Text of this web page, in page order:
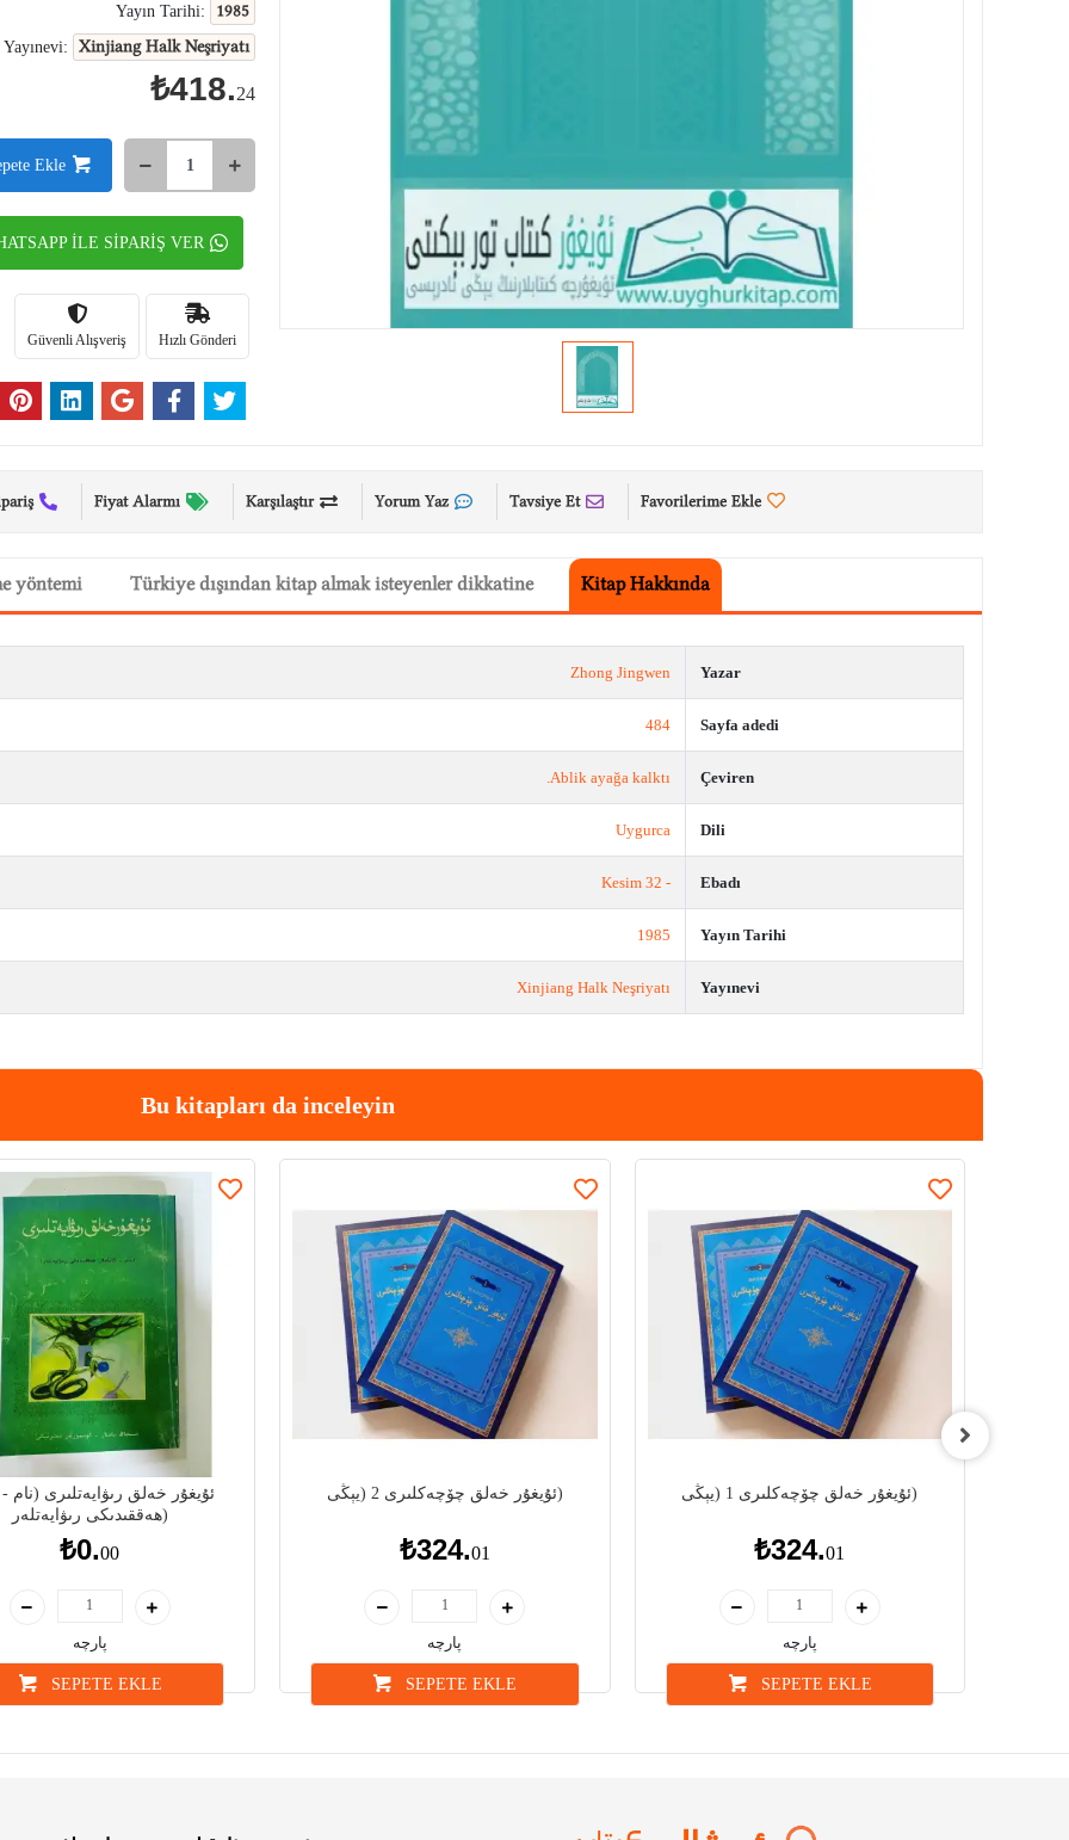
Yayın Tarihi: 1985
Yayınevi: Xinjiang Halk Neşriyatı
₺418.24
Ekle
İLE SİPARİŞ VER
Hızlı Gönderi
Güvenli Alışveriş
Favorilerime Ekle
Tavsiye Et
Yorum Yaz
Karşılaştır
Fiyat Alarmı
Kitap Hakkında
Türkiye dışından kitap almak isteyenler dikkatine
yöntemi
Yazar
Zhong Jingwen
Sayfa adedi
484
Çeviren
Ablik ayağa kalktı.
Dili
Uygurca
Ebadı
- 32 Kesim
Yayın Tarihi
1985
Yayınevi
Xinjiang Halk Neşriyatı
Bu kitapları da inceleyin
ئۇيغۇر خەلق رىۋايەتلىرى (نام -
ھەققىدىكى رىۋايەتلەر)
₺0.00
پارچە
SEPETE EKLE
ئۇيغۇر خەلق چۆچەكلىرى 2 (يېڭى)
₺324.01
پارچە
SEPETE EKLE
ئۇيغۇر خەلق چۆچەكلىرى 1 (يېڭى)
₺324.01
پارچە
SEPETE EKLE